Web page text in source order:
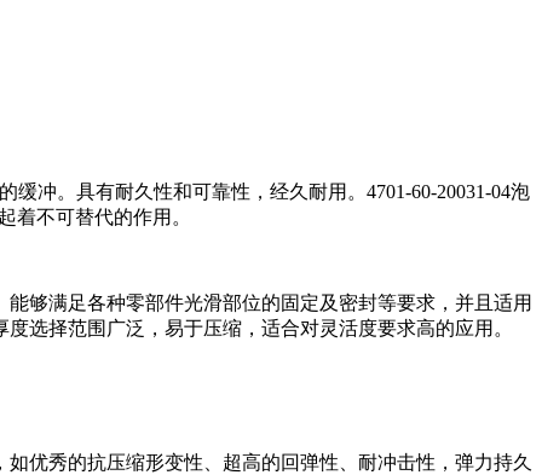
冲。具有耐久性和可靠性，经久耐用。4701-60-20031-04泡
不可替代的作用。
够满足各种零部件光滑部位的固定及密封等要求，并且适用
选择范围广泛，易于压缩，适合对灵活度要求高的应用。
优秀的抗压缩形变性、超高的回弹性、耐冲击性，弹力持久